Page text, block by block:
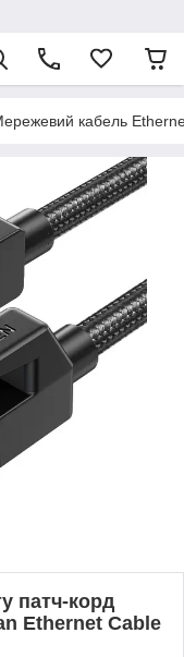
кабель
патч-корд
Ethernet Cable